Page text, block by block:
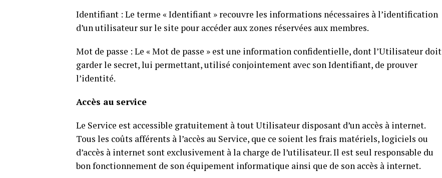
Identifiant : Le terme « Identifiant » recouvre les informations nécessaires à l’identification
d’un utilisateur sur le site pour accéder aux zones réservées aux membres.
Mot de passe : Le « Mot de passe » est une information confidentielle, dont l’Utilisateur doit
garder le secret, lui permettant, utilisé conjointement avec son Identifiant, de prouver
l’identité.
Accès au service
Le Service est accessible gratuitement à tout Utilisateur disposant d’un accès à internet.
Tous les coûts afférents à l’accès au Service, que ce soient les frais matériels, logiciels ou
d’accès à internet sont exclusivement à la charge de l’utilisateur. Il est seul responsable du
bon fonctionnement de son équipement informatique ainsi que de son accès à internet.